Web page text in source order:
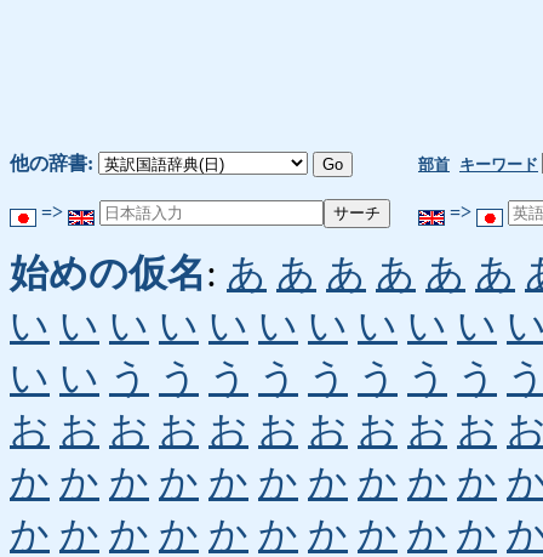
他の辞書: 部首 キーワード
=> =>
始めの仮名: あ あ あ あ あ あ
い い い い い い い い い い
い い う う う う う う う う
お お お お お お お お お お
か か か か か か か か か か
か か か か か か か か か か